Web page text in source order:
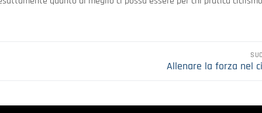
Articolo
Allenare la forza nel